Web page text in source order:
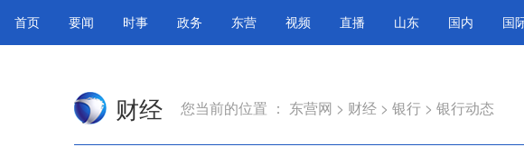
首页 要闻 时事 政务 东营 视频 直播 山东 国内 国
财经 您当前的位置 ： 东营网 > 财经 > 银行 > 银行动态